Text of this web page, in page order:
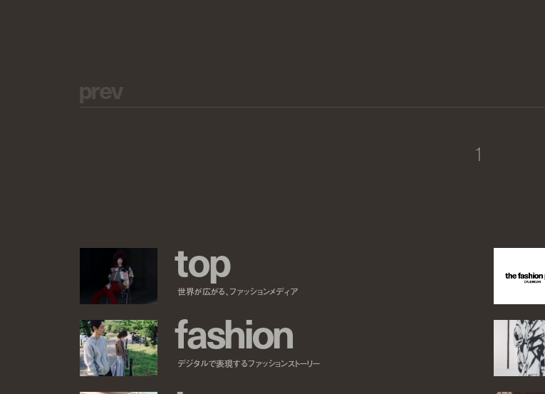
prev
1
top
世界が広がる、ファッションメディア
fashion
デジタルで表現するファッションストーリー